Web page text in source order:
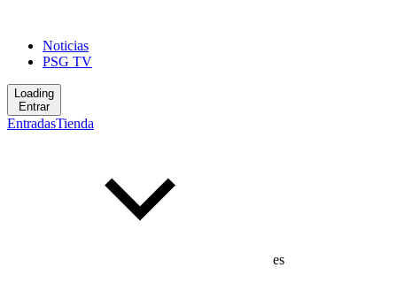
Noticias
PSG TV
Loading
Entrar
EntradasTienda
es